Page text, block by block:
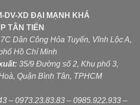
DV-XD ĐẠI MẠNH KHÁ
TÂN TIẾN
7C Dân Công Hỏa Tuyến, Vĩnh Lộc A,
Hồ Chí Minh
35/9 Đường số 2, Khu phố 3,
Quận Bình Tân, TPHCM
– 0973.23.83.83 – 0985.922.933 –